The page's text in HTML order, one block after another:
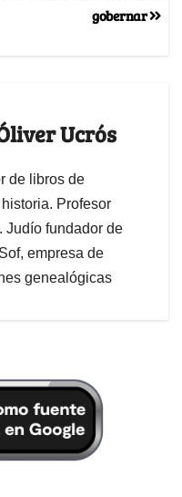
gobernar
Ucrós
de libros de
Profesor
Judío fundador de
empresa de
genealógicas